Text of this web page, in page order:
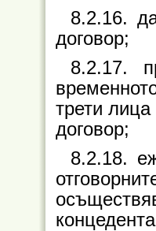
8.2.16.
договор;
8.2.17.
трети
договор;
8.2.18.